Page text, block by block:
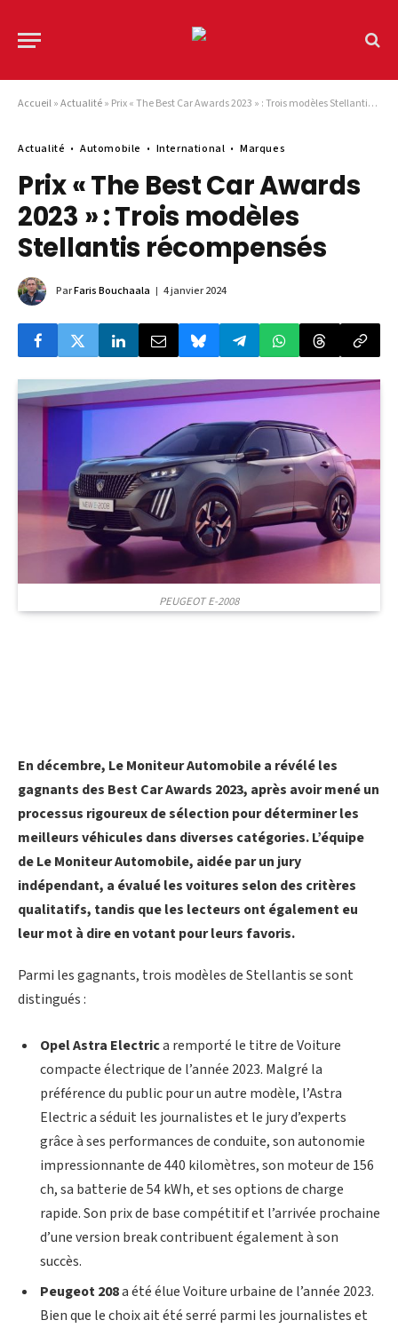
Accueil»Actualité» Prix « The Best Car Awards 2023 » : Trois modèles Stellantis récompensés
Actualité Automobile International Marques
Prix « The Best Car Awards
2023 » : Trois modèles
Stellantis récompensés
ParFaris Bouchaala 4 janvier 2024
PEUGEOT E-2008
En décembre, Le Moniteur Automobile a révélé les
gagnants des Best Car Awards 2023, après avoir mené un
processus rigoureux de sélection pour déterminer les
meilleurs véhicules dans diverses catégories. L’équipe
de Le Moniteur Automobile, aidée par un jury
indépendant, a évalué les voitures selon des critères
qualitatifs, tandis que les lecteurs ont également eu
leur mot à dire en votant pour leurs favoris.
Parmi les gagnants, trois modèles de Stellantis se sont
distingués :
Opel Astra Electrica remporté le titre de Voiture
compacte électrique de l’année 2023. Malgré la
préférence du public pour un autre modèle, l’Astra
Electric a séduit les journalistes et le jury d’experts
grâce à ses performances de conduite, son autonomie
impressionnante de 440 kilomètres, son moteur de 156
ch, sa batterie de 54 kWh, et ses options de charge
rapide. Son prix de base compétitif et l’arrivée prochaine
d’une version break contribuent également à son
succès.
Peugeot 208a été élue Voiture urbaine de l’année 2023.
Bien que le choix ait été serré parmi les journalistes et